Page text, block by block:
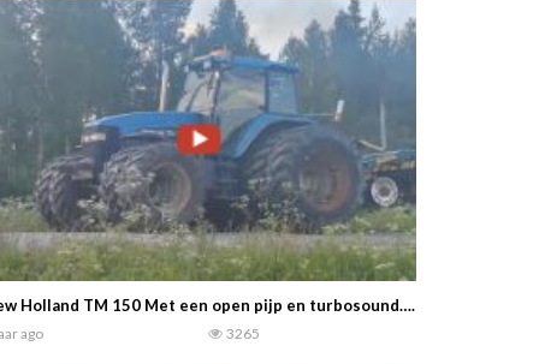
Holland TM 150 Met een open pijp en turbosound……. Agrikaattori
ago 3265